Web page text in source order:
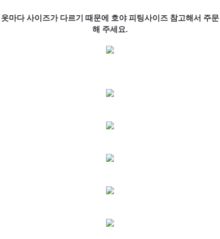
옷마다 사이즈가 다르기 때문에 호야 피팅사이즈 참고해서 주문
해 주세요.